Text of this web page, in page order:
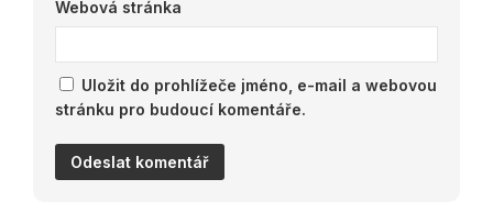
Webová stránka
Uložit do prohlížeče jméno, e-mail a webovou
stránku pro budoucí komentáře.